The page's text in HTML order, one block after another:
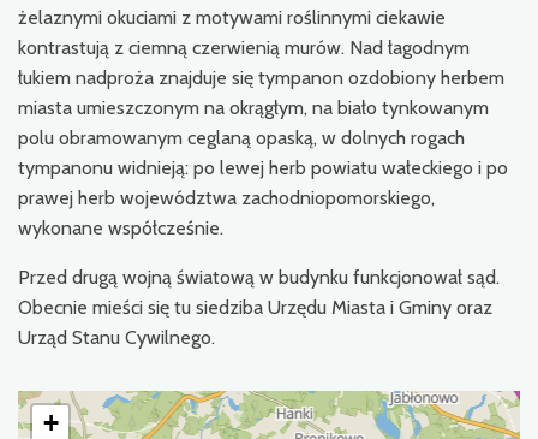
żelaznymi okuciami z motywami roślinnymi ciekawie
kontrastują z ciemną czerwienią murów. Nad łagodnym
łukiem nadproża znajduje się tympanon ozdobiony herbem
miasta umieszczonym na okrągłym, na biało tynkowanym
polu obramowanym ceglaną opaską, w dolnych rogach
tympanonu widnieją: po lewej herb powiatu wałeckiego i po
prawej herb województwa zachodniopomorskiego,
wykonane współcześnie.
Przed drugą wojną światową w budynku funkcjonował sąd.
Obecnie mieści się tu siedziba Urzędu Miasta i Gminy oraz
Urząd Stanu Cywilnego.
+